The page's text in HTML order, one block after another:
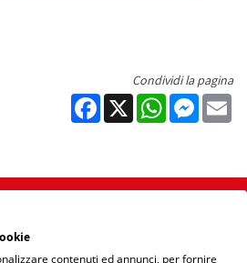
Condividi la pagina
Facebook
X WhatsApp
Mappa Sitocontenuti ed annunci, per fornire